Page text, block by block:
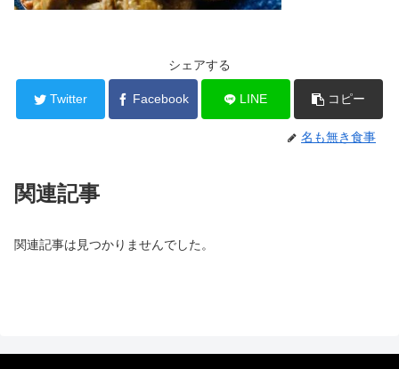
シェアする
Twitter Facebook LINE コピー
名も無き食事
関連記事
関連記事は見つかりませんでした。